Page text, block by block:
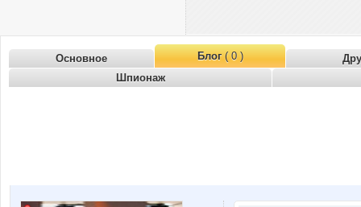
Основное Блог( 0 )
Шпионаж